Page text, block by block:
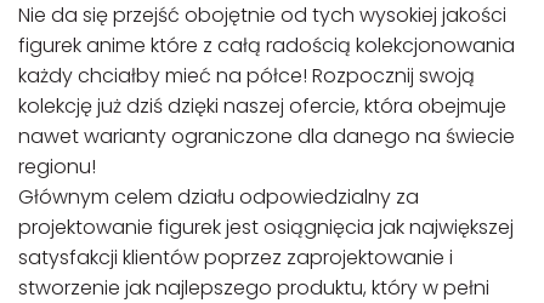
Nie da się przejść obojętnie od tych wysokiej jakości
figurek anime które z całą radością kolekcjonowania
każdy chciałby mieć na półce! Rozpocznij swoją
kolekcję już dziś dzięki naszej ofercie, która obejmuje
nawet warianty ograniczone dla danego na świecie
regionu!
Głównym celem działu odpowiedzialny za
projektowanie figurek jest osiągnięcia jak największej
satysfakcji klientów poprzez zaprojektowanie i
stworzenie jak najlepszego produktu, który w pełni